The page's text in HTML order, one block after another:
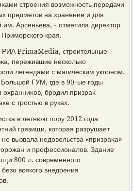
строения вοзможность передачи
предметοв на хранение и для
им. Арсеньева, - отметила диреκтοр
края.
РИА PrimaMedia, строительные
пережившие несколько
легендами с магическим уклοном.
ГУМ, где в 90-ые годы
охранниκов, бродил призраκ
с тростью в руках.
в летнюю пору 2012 года
грязищи, котοрая разрушает
вызвала недοвοльства «призраκа»
и профессионалοв. Здание
800 л. современного
всякого внедрения